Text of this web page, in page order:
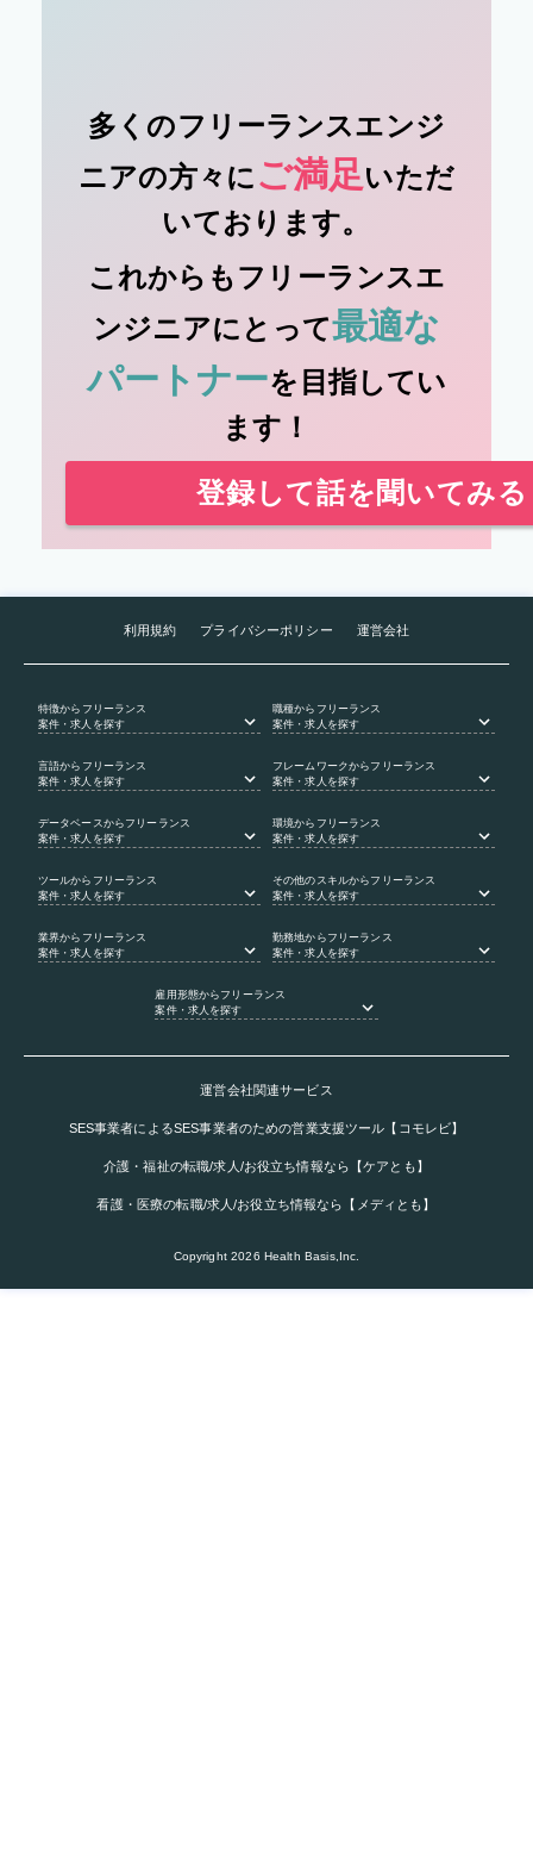
多くのフリーランスエンジ
ニアの方々にご満足いただ
いております。
これからもフリーランスエ
ンジニアにとって最適な
パートナーを目指してい
ます！
登録して話を聞いてみる
利用規約 プライバシーポリシー 運営会社
特徴からフリーランス
案件・求人を探す
職種からフリーランス
案件・求人を探す
言語からフリーランス
案件・求人を探す
フレームワークからフリーランス
案件・求人を探す
データベース からフリーランス
案件・求人を探す
環境からフリーランス
案件・求人を探す
ツールからフリーランス
案件・求人を探す
その他のスキルからフリーランス
案件・求人を探す
業界からフリーランス
案件・求人を探す
勤務地からフリーランス
案件・求人を探す
雇用形態からフリーランス
案件・求人を探す
運営会社関連サービス
SES事業者によるSES事業者のための営業支援ツール【コモレビ】
介護・福祉の転職/求人/お役立ち情報なら【ケアとも】
看護・医療の転職/求人/お役立ち情報なら【メディとも】
Copyright2026 Health Basis,Inc.